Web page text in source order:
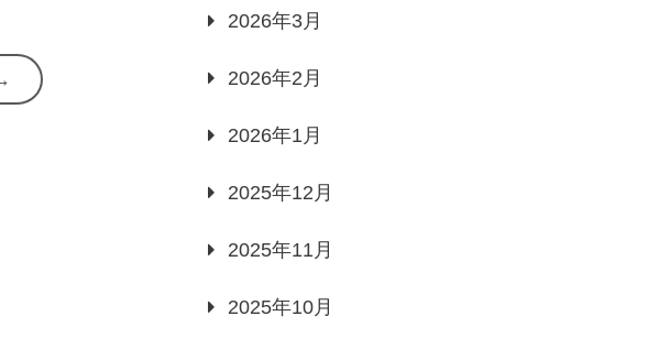
2026年3月
2026年2月
2026年1月
2025年12月
2025年11月
2025年10月